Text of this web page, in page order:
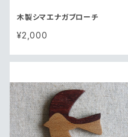
木製シマエナガブローチ
¥2,000